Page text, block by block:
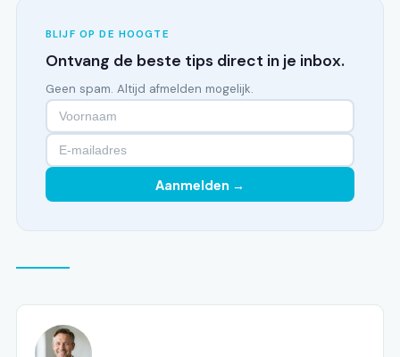
BLIJF OP DE HOOGTE
Ontvang de beste tips direct in je inbox.
Geen spam. Altijd afmelden mogelijk.
Aanmelden →